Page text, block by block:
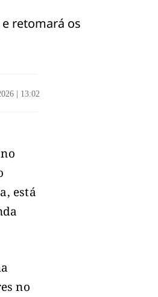
retomará os
13:02
está
no